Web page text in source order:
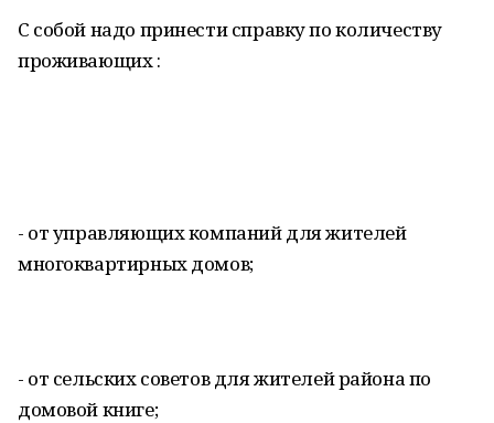
С собой надо принести справку по количеству
проживающих :
- от управляющих компаний для жителей
многоквартирных домов;
- от сельских советов для жителей района по
домовой книге;